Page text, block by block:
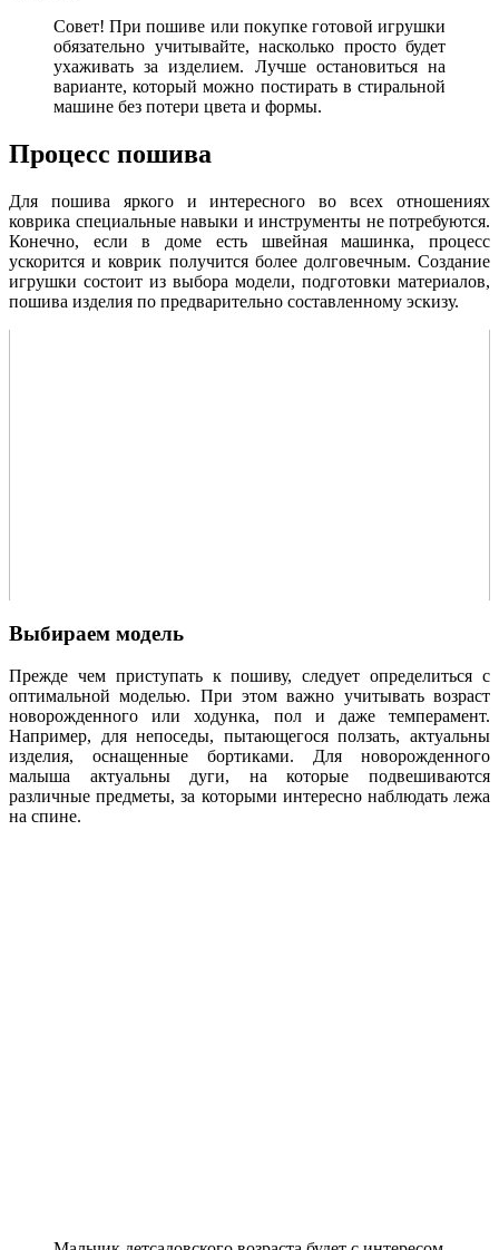
Совет! При пошиве или покупке готовой игрушки
обязательно учитывайте, насколько просто будет
ухаживать за изделием. Лучше остановиться на
варианте, который можно постирать в стиральной
машине без потери цвета и формы.
Процесс пошива
Для пошива яркого и интересного во всех отношениях
коврика специальные навыки и инструменты не потребуются.
Конечно, если в доме есть швейная машинка, процесс
ускорится и коврик получится более долговечным. Создание
игрушки состоит из выбора модели, подготовки материалов,
пошива изделия по предварительно составленному эскизу.
Выбираем модель
Прежде чем приступать к пошиву, следует определиться с
оптимальной моделью. При этом важно учитывать возраст
новорожденного или ходунка, пол и даже темперамент.
Например, для непоседы, пытающегося ползать, актуальны
изделия, оснащенные бортиками. Для новорожденного
малыша актуальны дуги, на которые подвешиваются
различные предметы, за которыми интересно наблюдать лежа
на спине.